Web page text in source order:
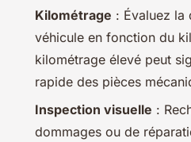
Kilométrage : Évaluez la
véhicule en fonction du
kilométrage élevé peut
rapide des pièces
Inspection visuelle :
dommages ou de